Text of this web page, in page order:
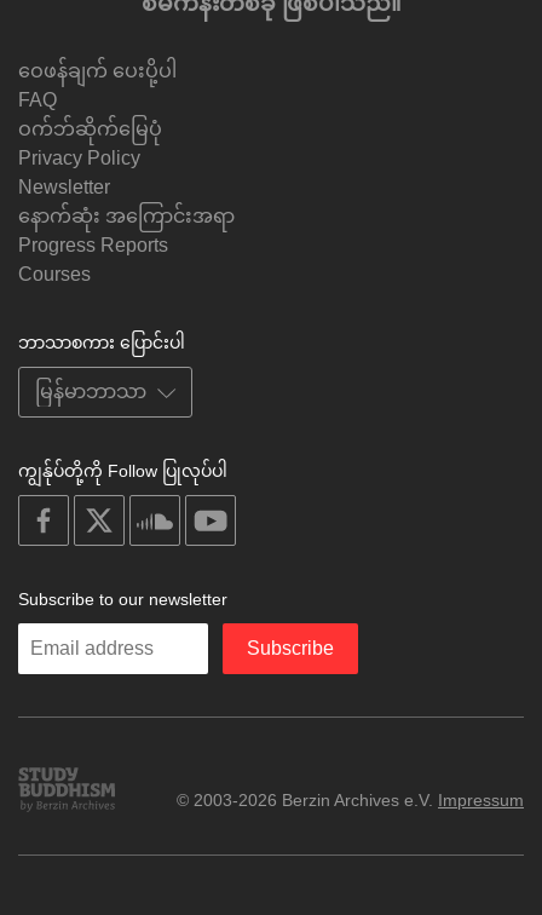
ဝေဖန်ချက် ပေးပို့ပါ
FAQ
ဝက်ဘ်ဆိုက်မြေပုံ
Privacy Policy
Newsletter
နောက်ဆုံး အကြောင်းအရာ
Progress Reports
Courses
ဘာသာစကား ပြောင်းပါ
ကျွန်ုပ်တို့ကို Follow ပြုလုပ်ပါ
on
facebook
soundcloud
Subscribe to our newsletter
Enter
Subscribe
Study
Buddhism
© 2003-2026 Berzin Archives e.V. Impressum